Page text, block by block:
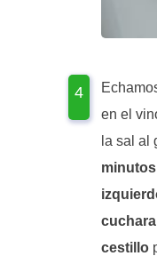
en el
la sal al
cestillo